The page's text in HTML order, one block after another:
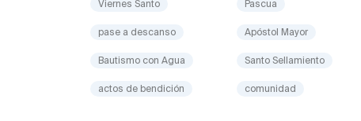
Viernes Santo Pascua
pase a descanso Apóstol Mayor
Bautismo con Agua Santo Sellamiento
actos de bendición comunidad